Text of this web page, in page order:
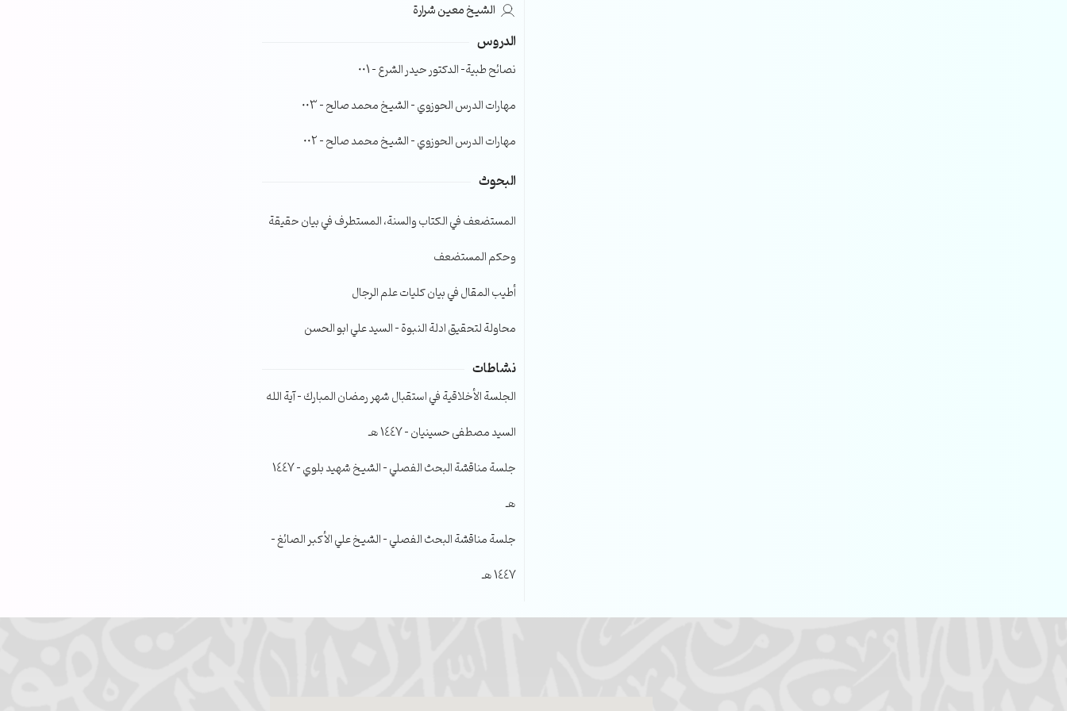
الصوت.
الشيخ معين شرارة
الدروس
نصائح طبية- الدكتور حيدر الشرع – 001
مهارات الدرس الحوزوي – الشيخ محمد صالح – 003
مهارات الدرس الحوزوي – الشيخ محمد صالح – 002
البحوث
المستضعف في الكتاب والسنة، المستطرف في بيان حقيقة
وحكم المستضعف
أطيب المقال في بيان كليات علم الرجال
محاولة لتحقيق ادلة النبوة – السيد علي ابو الحسن
نشاطات
الجلسة الأخلاقية في استقبال شهر رمضان المبارك – آية الله
السيد مصطفى حسينيان – 1447 هـ
جلسة مناقشة البحث الفصلي – الشيخ شهيد بلوي – 1447
هـ
جلسة مناقشة البحث الفصلي – الشيخ علي الأكبر الصائغ –
1447 هـ